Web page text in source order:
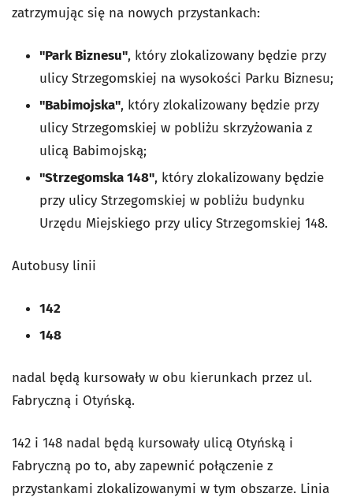
zatrzymując się na nowych przystankach:
"Park Biznesu", który zlokalizowany będzie przy
ulicy Strzegomskiej na wysokości Parku Biznesu;
"Babimojska", który zlokalizowany będzie przy
ulicy Strzegomskiej w pobliżu skrzyżowania z
ulicą Babimojską;
"Strzegomska 148", który zlokalizowany będzie
przy ulicy Strzegomskiej w pobliżu budynku
Urzędu Miejskiego przy ulicy Strzegomskiej 148.
Autobusy linii
142
148
nadal będą kursowały w obu kierunkach przez ul.
Fabryczną i Otyńską.
142 i 148 nadal będą kursowały ulicą Otyńską i
Fabryczną po to, aby zapewnić połączenie z
przystankami zlokalizowanymi w tym obszarze. Linia